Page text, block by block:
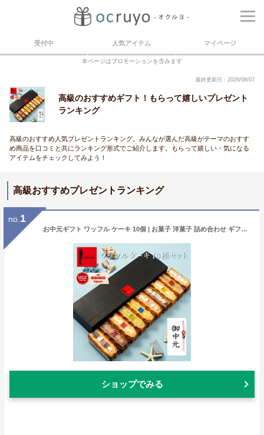
受付中 人気アイテム マイページ
本ページはプロモーションを含みます
最終更新日：2026/08/07
高級のおすすめギフト！もらって嬉しいプレゼント
ランキング
高級のおすすめ人気プレゼントランキング。みんなが選んだ高級がテーマのおすす
め商品を口コミと共にランキング形式でご紹介します。もらって嬉しい・気になる
アイテムをチェックしてみよう！
高級おすすめプレゼントランキング
no. 1
お中元ギフト ワッフル ケーキ 10個 | お菓子 洋菓子 詰め合わせ ギフト 個包装 お中元 御中元 ワッフルケーキ スイーツ 冷凍 お取り寄せスイーツ 女性 彼女 妻 お中元スウィーツ 誕生日プレゼント ワッフルサンド かわいい おしゃれ 手土産 お礼 3000円 送料無料
ショップでみる